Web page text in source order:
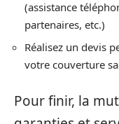
(assistance
partenaires, etc.)
Réalisez un devis
votre couverture
Pour finir, la